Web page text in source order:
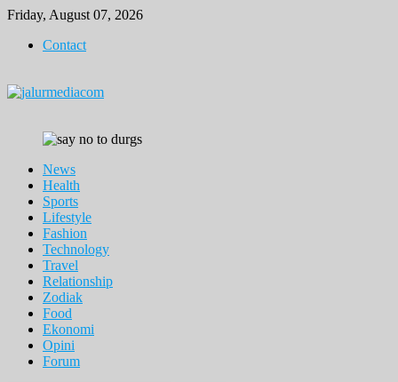
Skip
content
Friday, August 07, 2026
Contact
News
Health
Sports
Lifestyle
Fashion
Technology
Travel
Relationship
Zodiak
Food
Ekonomi
Opini
Forum